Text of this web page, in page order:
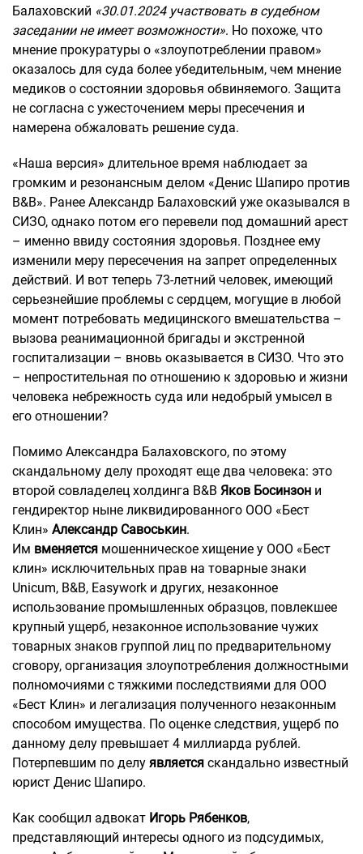
Балаховский «30.01.2024 участвовать в судебном
заседании не имеет возможности». Но похоже, что
мнение прокуратуры о «злоупотреблении правом»
оказалось для суда более убедительным, чем мнение
медиков о состоянии здоровья обвиняемого. Защита
не согласна с ужесточением меры пресечения и
намерена обжаловать решение суда.
«Наша версия» длительное время наблюдает за
громким и резонансным делом «Денис Шапиро против
B&B». Ранее Александр Балаховский уже оказывался в
СИЗО, однако потом его перевели под домашний арест
– именно ввиду состояния здоровья. Позднее ему
изменили меру пересечения на запрет определенных
действий. И вот теперь 73-летний человек, имеющий
серьезнейшие проблемы с сердцем, могущие в любой
момент потребовать медицинского вмешательства –
вызова реанимационной бригады и экстренной
госпитализации – вновь оказывается в СИЗО. Что это
– непростительная по отношению к здоровью и жизни
человека небрежность суда или недобрый умысел в
его отношении?
Помимо Александра Балаховского, по этому
скандальному делу проходят еще два человека: это
второй совладелец холдинга В&В Яков Босинзон и
гендиректор ныне ликвидированного ООО «Бест
Клин» Александр Савоськин.
Им вменяется мошенническое хищение у ООО «Бест
клин» исключительных прав на товарные знаки
Unicum, B&B, Easywork и других, незаконное
использование промышленных образцов, повлекшее
крупный ущерб, незаконное использование чужих
товарных знаков группой лиц по предварительному
сговору, организация злоупотребления должностными
полномочиями с тяжкими последствиями для ООО
«Бест Клин» и легализация полученного незаконным
способом имущества. По оценке следствия, ущерб по
данному делу превышает 4 миллиарда рублей.
Потерпевшим по делу является скандально известный
юрист Денис Шапиро.
Как сообщил адвокат Игорь Рябенков,
представляющий интересы одного из подсудимых,